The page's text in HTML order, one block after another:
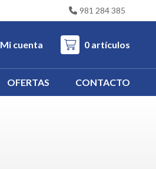
981 284 385
Mi cuenta 0 artículos
OFERTAS CONTACTO